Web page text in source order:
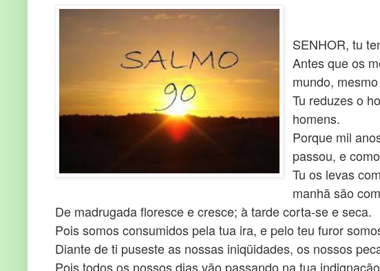
SENHOR, tu
Antes que os
mundo,
Tu reduzes o
homens.
Porque mil
passou, e
Tu os levas
manhã são
De madrugada floresce e cresce; à tarde corta-se e seca.
Pois somos consumidos pela tua ira, e pelo teu furor
Diante de ti puseste as nossas iniqüidades, os nossos
Pois todos os nossos dias vão passando na tua